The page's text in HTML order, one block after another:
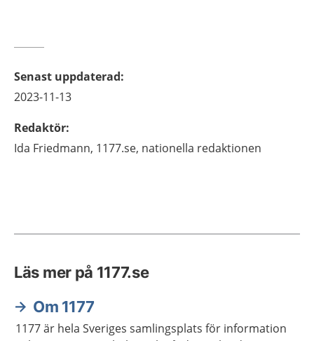
Senast uppdaterad:
2023-11-13
Redaktör:
Ida Friedmann, 1177.se, nationella redaktionen
Läs mer på 1177.se
Om 1177
1177 är hela Sveriges samlingsplats för information